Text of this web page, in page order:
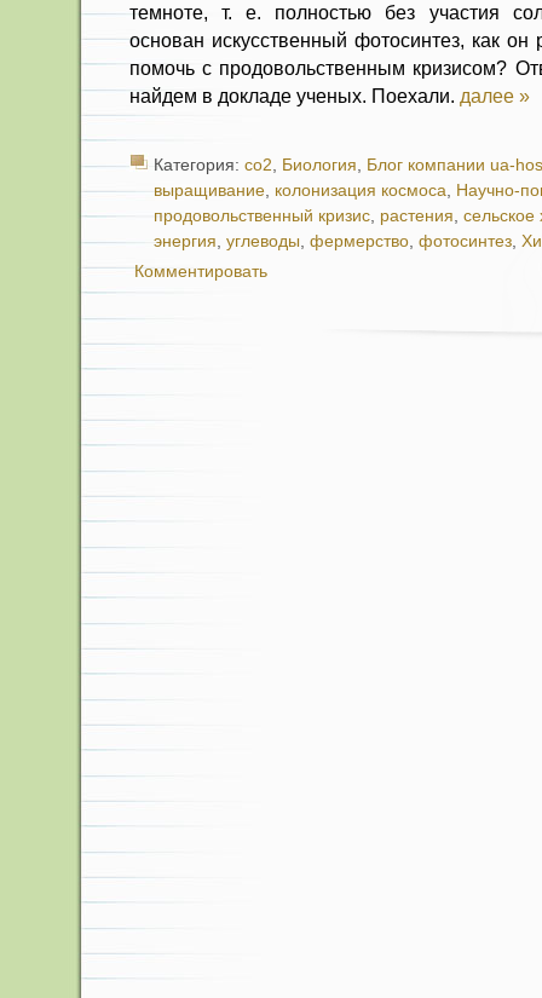
темноте, т. е. полностью без участия
основан искусственный фотосинтез, как он
помочь с продовольственным кризисом?
найдем в докладе ученых. Поехали. далее »
Категория: co2, Биология, Блог компании ua-
выращивание, колонизация космоса, Научно-
продовольственный кризис, растения, сельское
энергия, углеводы, фермерство, фотосинтез,
Комментировать